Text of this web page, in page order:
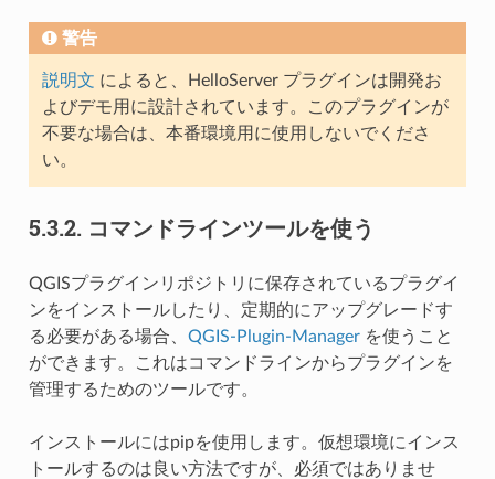
警告
説明文 によると、HelloServer プラグインは開発お
よびデモ用に設計されています。このプラグインが
不要な場合は、本番環境用に使用しないでくださ
い。
5.3.2. コマンドラインツールを使う
QGISプラグインリポジトリに保存されているプラグイ
ンをインストールしたり、定期的にアップグレードす
る必要がある場合、 QGIS-Plugin-Managerを使うこと
ができます。これはコマンドラインからプラグインを
管理するためのツールです。
インストールにはpipを使用します。仮想環境にインス
トールするのは良い方法ですが、必須ではありませ